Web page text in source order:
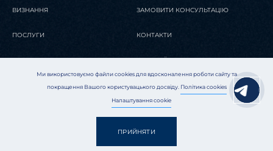
Ми використовуємо файли cookies для вдосконалення роботи сайту та
покращення Вашого користувацького досвіду. Політика cookies
Налаштування cookie
ПРИЙНЯТИ
ВИЗНАННЯ
ПОСЛУГИ
КОМАНДА
ЗАМОВИТИ КОНСУЛЬТАЦІЮ
КОНТАКТИ
ВАКАНСІЇ
GERMAN DESK
ЕНЕРГЕТИЧНА ТРАНСФОРМАЦІЯ